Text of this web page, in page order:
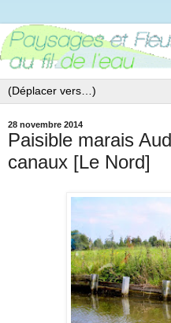
28 novembre 2014
Paisible marais
canaux [Le Nord]